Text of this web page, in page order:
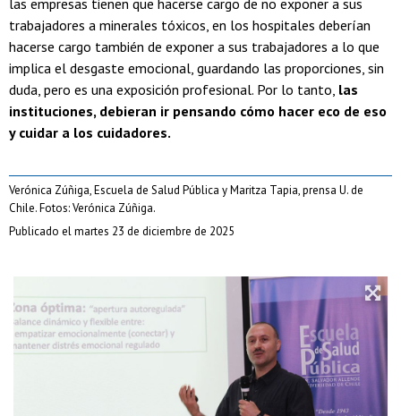
trabajadores a minerales tóxicos, en los hospitales deberían
hacerse cargo también de exponer a sus trabajadores a lo que
implica el desgaste emocional, guardando las proporciones, sin
duda, pero es una exposición profesional. Por lo tanto, las
instituciones, debieran ir pensando cómo hacer eco de eso
y cuidar a los cuidadores.
Verónica Zúñiga, Escuela de Salud Pública y Maritza Tapia, prensa U. de
Chile. Fotos: Verónica Zúñiga.
Publicado el martes 23 de diciembre de 2025